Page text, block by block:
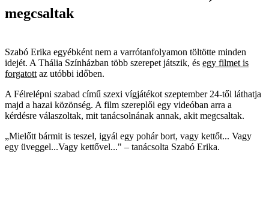
megcsaltak
Szabó Erika egyébként nem a varrótanfolyamon töltötte minden
idejét. A Thália Színházban több szerepet játszik, és egy filmet is
forgatott az utóbbi időben.
A Félrelépni szabad című szexi vígjátékot szeptember 24-től láthatja
majd a hazai közönség. A film szereplői egy videóban arra a
kérdésre válaszoltak, mit tanácsolnának annak, akit megcsaltak.
„Mielőtt bármit is teszel, igyál egy pohár bort, vagy kettőt... Vagy
egy üveggel...Vagy kettővel..." – tanácsolta Szabó Erika.